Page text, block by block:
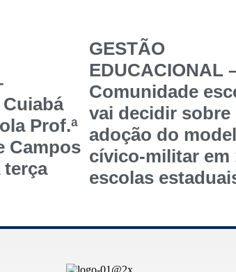
Prof.ª
Campos
terça
GESTÃO
EDUCACIONAL
Comunidade
vai decidir sobre
adoção do
cívico-militar em
escolas